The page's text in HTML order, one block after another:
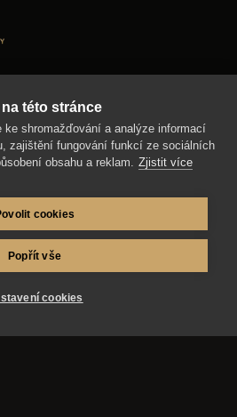
Svatby, maturitní plesy a
Hradci Králové, Pardubicích,
této stránce
ke shromažďování a analýze informací
zajištění fungování funkcí ze sociálních
obsahu a reklam. Zjistit více
cookies
Popřít vše
cookies